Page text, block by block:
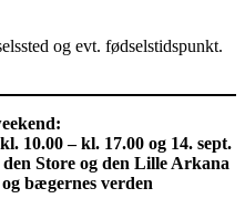
og evt. fødselstidspunkt.
10.00 – kl. 17.00 og 14. sept.
Store og den Lille Arkana
bægernes verden